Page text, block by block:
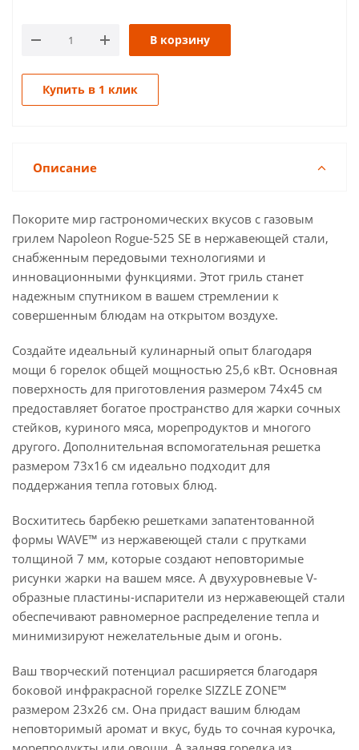
В корзину
Купить в 1 клик
Описание
Покорите мир гастрономических вкусов с газовым
грилем Napoleon Rogue-525 SE в нержавеющей стали,
снабженным передовыми технологиями и
инновационными функциями. Этот гриль станет
надежным спутником в вашем стремлении к
совершенным блюдам на открытом воздухе.
Создайте идеальный кулинарный опыт благодаря
мощи 6 горелок общей мощностью 25,6 кВт. Основная
поверхность для приготовления размером 74х45 см
предоставляет богатое пространство для жарки сочных
стейков, куриного мяса, морепродуктов и многого
другого. Дополнительная вспомогательная решетка
размером 73х16 см идеально подходит для
поддержания тепла готовых блюд.
Восхититесь барбекю решетками запатентованной
формы WAVE™ из нержавеющей стали с прутками
толщиной 7 мм, которые создают неповторимые
рисунки жарки на вашем мясе. А двухуровневые V-
образные пластины-испарители из нержавеющей стали
обеспечивают равномерное распределение тепла и
минимизируют нежелательные дым и огонь.
Ваш творческий потенциал расширяется благодаря
боковой инфракрасной горелке SIZZLE ZONE™
размером 23х26 см. Она придаст вашим блюдам
неповторимый аромат и вкус, будь то сочная курочка,